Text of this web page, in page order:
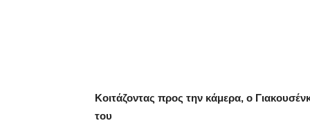
Κοιτάζοντας προς την κάμερα, ο
του